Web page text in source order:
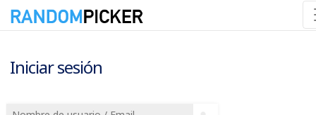
Iniciar sesión